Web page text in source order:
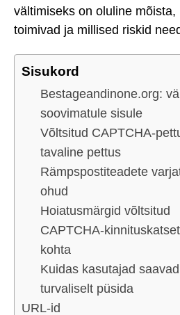
vältimiseks on oluline
toimivad ja millised riskid
Sisukord
Bestageandinone.org:
soovimatule sisule
Võltsitud CAPTCHA-
tavaline pettus
Rämpspostiteadete
ohud
Hoiatusmärgid võltsitud
CAPTCHA-
kohta
Kuidas kasutajad saavad
turvaliselt püsida
URL-id